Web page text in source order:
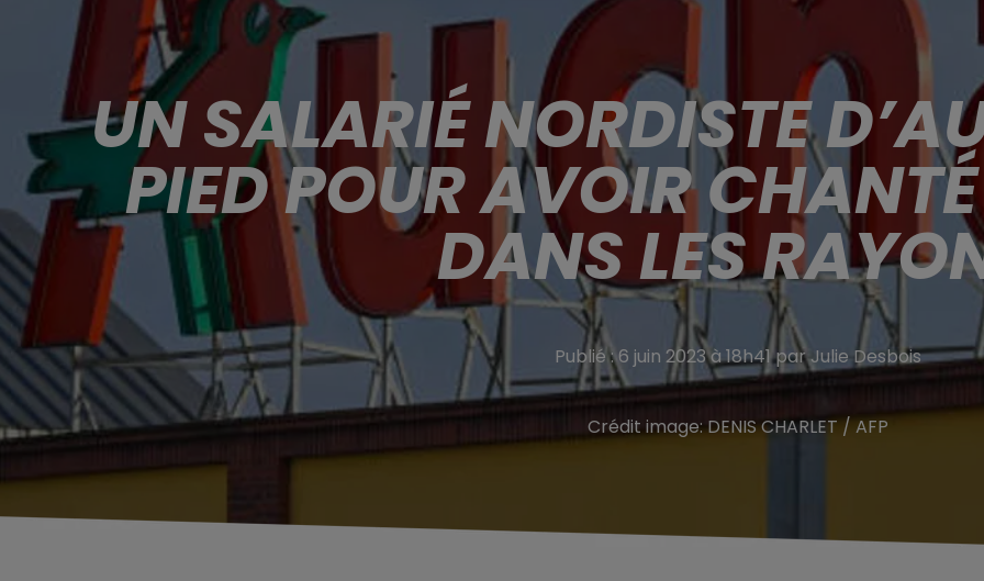
UN SALARIÉ NORDISTE
PIED POUR AVOIR
DANS LES
Publié : 6 juin 2023 à 18h41 par Julie Desbois
Crédit image:DENIS CHARLET / AFP